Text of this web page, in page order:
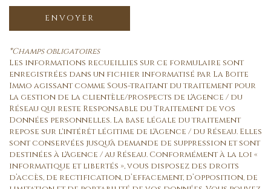
ENVOYER
*Champs obligatoires
Les informations recueillies sur ce formulaire sont
enregistrées dans un fichier informatisé par La Boite
Immo agissant comme Sous-traitant du traitement pour
la gestion de la clientèle/prospects de l'Agence / du
Réseau qui reste Responsable du Traitement de vos
Données personnelles. La base légale du traitement
repose sur l'intérêt légitime de l'Agence / du Réseau. Elles
sont conservées jusqu'à demande de suppression et sont
destinées à l'Agence / au Réseau. Conformément à la loi «
informatique et libertés », vous disposez des droits
d’accès, de rectification, d’effacement, d’opposition, de